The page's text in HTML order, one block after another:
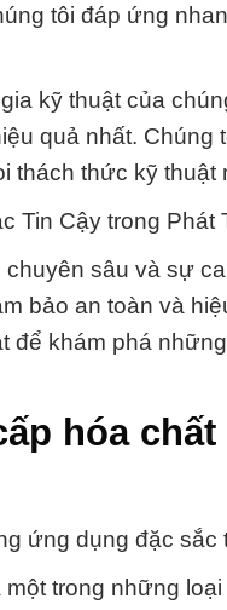
tôi đáp ứng
kỹ thuật của
quả nhất. Chúng
thách thức kỹ thuật
Tin Cậy trong Phát
sâu và sự
bảo an toàn và
để khám phá
hóa
ứng dụng đặc
trong những